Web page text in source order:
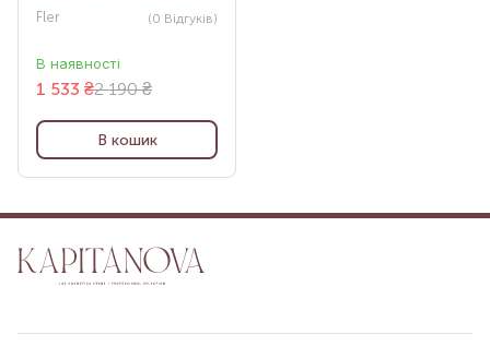
STARTER SET PINE
Fler (0 Відгуків)
В наявності
2 190 ₴
1 533 ₴
В кошик